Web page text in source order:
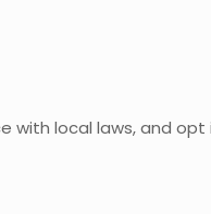
with local laws, and